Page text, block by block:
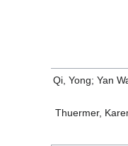
Qi, Yong; Yan
Thuermer,